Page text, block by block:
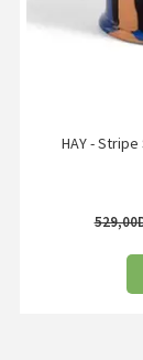
HAY -
529,00